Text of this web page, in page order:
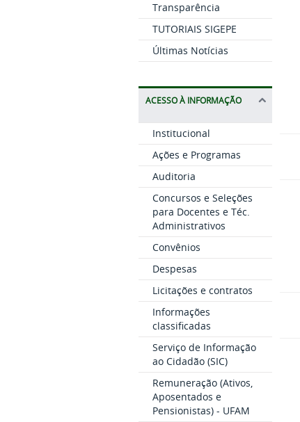
Transparência
TUTORIAIS SIGEPE
Últimas Notícias
ACESSO À INFORMAÇÃO
Institucional
Ações e Programas
Auditoria
Concursos e Seleções
para Docentes e Téc.
Administrativos
Convênios
Despesas
Licitações e contratos
Informações
classificadas
Serviço de Informação
ao Cidadão (SIC)
Remuneração (Ativos,
Aposentados e
Pensionistas) - UFAM